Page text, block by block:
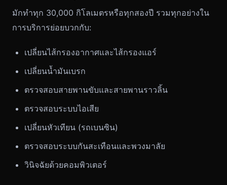
มักทำทุก 30,000 กิโลเมตรหรือทุกสองปี รวมทุกอย่างใน
การบริการย่อยบวกกับ:
เปลี่ยนไส้กรองอากาศและไส้กรองแอร์
เปลี่ยนน้ำมันเบรก
ตรวจสอบสายพานขับและสายพานราวลิ้น
ตรวจสอบระบบไอเสีย
เปลี่ยนหัวเทียน (รถเบนซิน)
ตรวจสอบระบบกันสะเทือนและพวงมาลัย
วินิจฉัยด้วยคอมพิวเตอร์